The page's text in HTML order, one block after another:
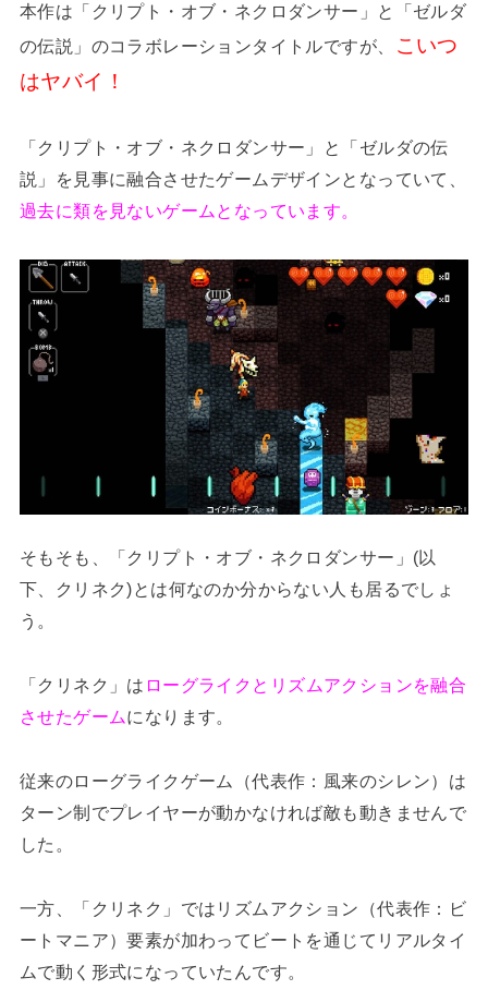
本作は「クリプト・オブ・ネクロダンサー」と「ゼルダ
の伝説」のコラボレーションタイトルですが、
こいつ
はヤバイ！
「クリプト・オブ・ネクロダンサー」と「ゼルダの伝
説」を見事に融合させたゲームデザインとなっていて、
過去に類を見ないゲームとなっています。
そもそも、「クリプト・オブ・ネクロダンサー」(以
下、クリネク)とは何なのか分からない人も居るでしょ
う。
「クリネク」は ローグライクとリズムアクションを融合
させたゲームになります。
従来のローグライクゲーム（代表作：風来のシレン）は
ターン制でプレイヤーが動かなければ敵も動きませんで
した。
一方、「クリネク」ではリズムアクション（代表作：ビ
ートマニア）要素が加わってビートを通じてリアルタイ
ムで動く形式になっていたんです。